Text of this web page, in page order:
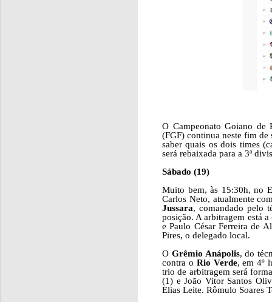
O Campeonato Goiano de
(FGF) continua neste fim de
saber quais os dois times
será rebaixada para a 3ª
Sábado (19)
Muito bem, às 15:30h, no
Carlos Neto, atualmente
Jussara, comandado pelo
posição. A arbitragem está
e Paulo César Ferreira de
Pires, o delegado local.
O Grêmio Anápolis, do
contra o Rio Verde, em 4º
trio de arbitragem será
(1) e João Vitor Santos
Elias Leite. Rômulo Soares